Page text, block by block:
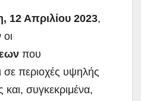
12 Απριλίου 2023,
οι
που
σε περιοχές υψηλής
και, συγκεκριμένα,